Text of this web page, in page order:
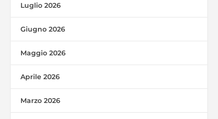
Luglio 2026
Giugno 2026
Maggio 2026
Aprile 2026
Marzo 2026